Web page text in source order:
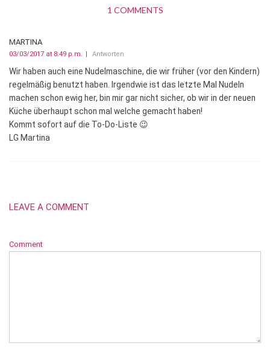
1 COMMENTS
MARTINA
03/03/2017 at 8:49 p.m. Antworten
Wir haben auch eine Nudelmaschine, die wir früher (vor den Kindern)
regelmäßig benutzt haben. Irgendwie ist das letzte Mal Nudeln
machen schon ewig her, bin mir gar nicht sicher, ob wir in der neuen
Küche überhaupt schon mal welche gemacht haben!
Kommt sofort auf die To-Do-Liste 😉
LG Martina
LEAVE A COMMENT
Comment